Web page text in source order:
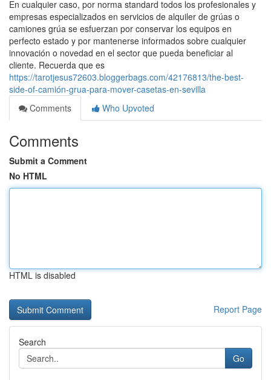
En cualquier caso, por norma standard todos los profesionales y
empresas especializados en servicios de alquiler de grúas o
camiones grúa se esfuerzan por conservar los equipos en
perfecto estado y por mantenerse informados sobre cualquier
innovación o novedad en el sector que pueda beneficiar al
cliente. Recuerda que es
https://tarotjesus72603.bloggerbags.com/42176813/the-best-
side-of-camión-grua-para-mover-casetas-en-sevilla
Comments
Who Upvoted
Comments
Submit a Comment
No HTML
HTML is disabled
Report Page
Search
Go